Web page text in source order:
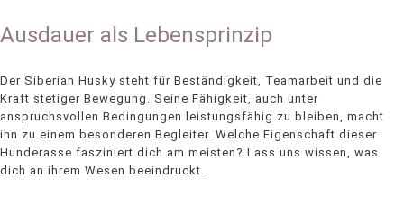
Ausdauer als Lebensprinzip
Der Siberian Husky steht für Beständigkeit, Teamarbeit und die
Kraft stetiger Bewegung. Seine Fähigkeit, auch unter
anspruchsvollen Bedingungen leistungsfähig zu bleiben, macht
ihn zu einem besonderen Begleiter. Welche Eigenschaft dieser
Hunderasse fasziniert dich am meisten? Lass uns wissen, was
dich an ihrem Wesen beeindruckt.